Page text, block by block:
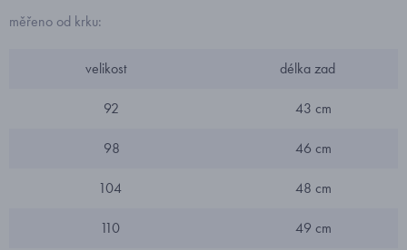
měřeno od krku:
velikost délka zad
92 43 cm
98 46 cm
104 48 cm
110 49 cm